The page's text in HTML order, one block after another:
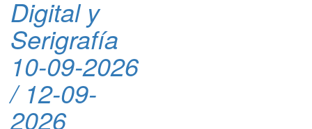
Digital y
Serigrafía
10-09-2026
/ 12-09-
2026